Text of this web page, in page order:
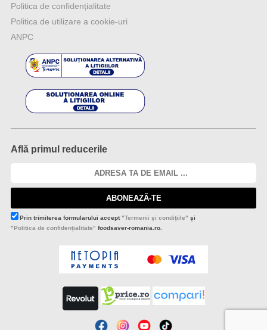
Politica de confidențialitate
Politica de utilizare a cookie-uri
ANPC
Află primul reducerile
ABONEAZĂ-TE
Prin trimiterea formularului accept"Termenii și condițiile" și
"Politica de confidențialitate" foodsaver-romania.ro.